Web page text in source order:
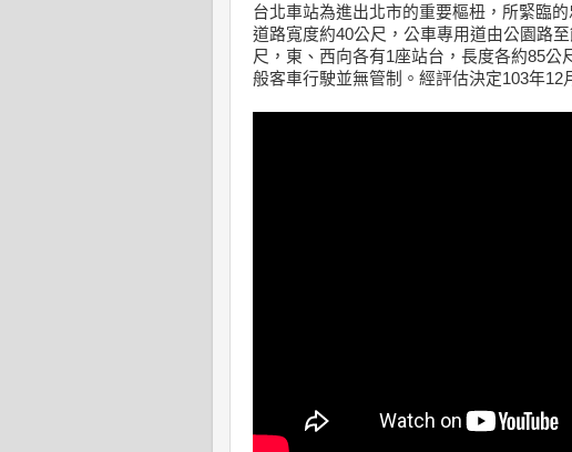
台北車站為進出北市的重要樞杻，所緊臨
道路­寬度約40公尺，公車專用道由公園路
尺­，東、西向各有1座站台，長度各約85
般­客車行駛並無管制。經評估決定103年12